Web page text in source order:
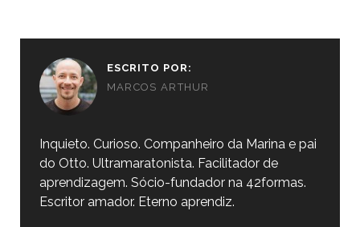
ESCRITO POR:
MARCOS ARTHUR
Inquieto. Curioso. Companheiro da Marina e pai
do Otto. Ultramaratonista. Facilitador de
aprendizagem. Sócio-fundador na 42formas.
Escritor amador. Eterno aprendiz.